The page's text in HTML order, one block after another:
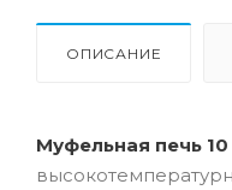
ОПИСАНИЕ
Муфельная печь